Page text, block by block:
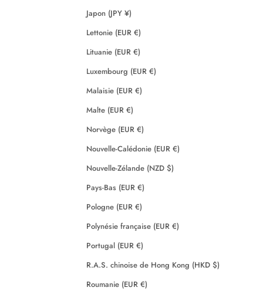
Japon (JPY ¥)
Lettonie (EUR €)
Lituanie (EUR €)
Luxembourg (EUR €)
Malaisie (EUR €)
Malte (EUR €)
Norvège (EUR €)
Nouvelle-Calédonie (EUR €)
Nouvelle-Zélande (NZD $)
Pays-Bas (EUR €)
Pologne (EUR €)
Polynésie française (EUR €)
Portugal (EUR €)
R.A.S. chinoise de Hong Kong (HKD $)
Roumanie (EUR €)